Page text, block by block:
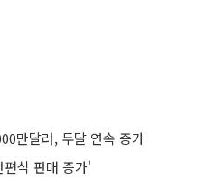
만달러, 두달 연속 증가
식 판매 증가'